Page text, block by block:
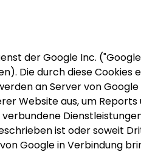
der Google Inc.
Die durch diese
an Server von
Website aus, um
ist oder soweit
Google in Verbindung